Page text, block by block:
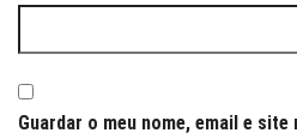
Guardar o meu nome, email e